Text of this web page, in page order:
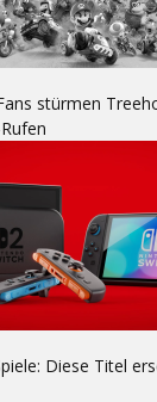
stürmen
Diese Titel